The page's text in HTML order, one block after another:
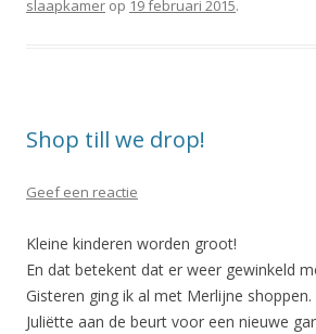
slaapkamer op 19 februari 2015.
Shop till we drop!
Geef een reactie
Kleine kinderen worden groot!
En dat betekent dat er weer gewinkeld
Gisteren ging ik al met Merlijne shoppen.
Juliëtte aan de beurt voor een nieuwe